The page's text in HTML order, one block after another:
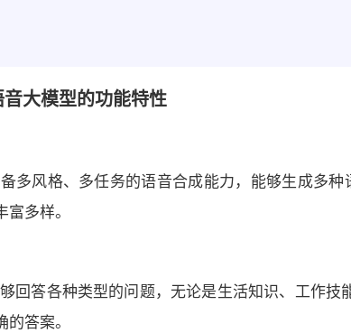
大模型的功能特性
多风格、多任务的语音合成能力，能够生成多
多样。
回答各种类型的问题，无论是生活知识、工作
答案。